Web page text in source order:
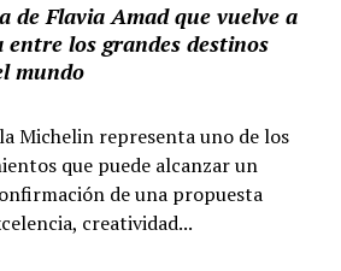
de Flavia Amad que vuelve a
entre los grandes destinos
mundo
Michelin representa uno de los
que puede alcanzar un
de una propuesta
creatividad...